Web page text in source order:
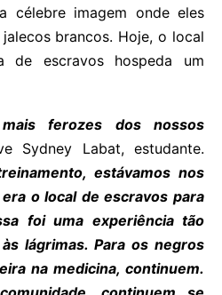
célebre imagem onde eles
brancos. Hoje, o local
de escravos hospeda um
ferozes dos nossos
Sydney Labat, estudante.
estávamos nos
o local de escravos para
foi uma experiência tão
lágrimas. Para os negros
na medicina, continuem.